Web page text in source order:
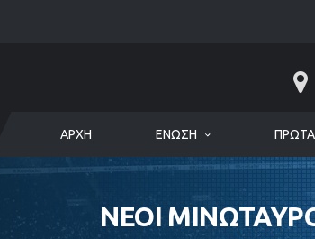
ΑΡΧΉ ΈΝΩΣΗ
ΝΕΟΙ